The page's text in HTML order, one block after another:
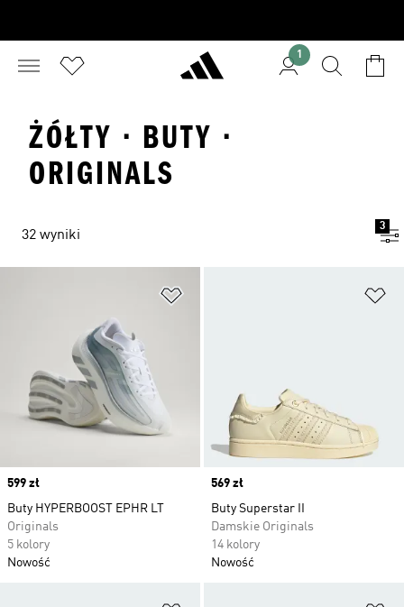
1
ŻÓŁTY · BUTY ·
ORIGINALS
32 wyniki
3
Price
599 zł
Buty HYPERBOOST EPHR LT
Originals
5 kolory
Nowość
Price
569 zł
Buty Superstar II
Damskie Originals
14 kolory
Nowość